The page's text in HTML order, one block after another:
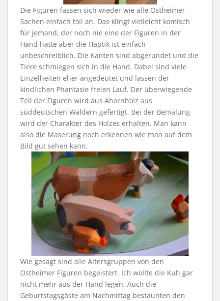
Die Figuren fassen sich wieder wie alle Ostheimer
Sachen einfach toll an. Das klingt vielleicht komisch
für jemand, der noch nie eine der Figuren in der
Hand hatte aber die Haptik ist einfach
unbeschreiblich. Die Kanten sind abgerundet und die
Tiere schmiegen sich in die Hand. Dabei sind viele
Einzelheiten eher angedeutet und lassen der
kindlichen Phantasie freien Lauf. Der überwiegende
Teil der Figuren wird aus Ahornholz aus
süddeutschen Wäldern gefertigt. Bei der Bemalung
wird der Charakter des Holzes erhalten. Man kann
also die Maserung noch erkennen wie man auf dem
Bild gut sehen kann.
Wie gesagt sind alle Altersgruppen von den
Ostheimer Figuren begeistert. Ich wollte die Kuh gar
nicht mehr aus der Hand legen. Auch die
Geburtstagsgäste am Nachmittag bestaunten den